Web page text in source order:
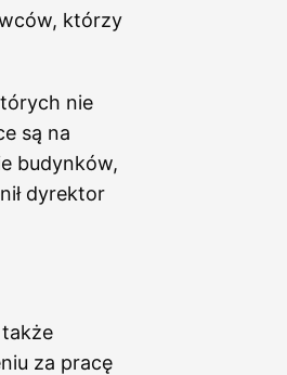
którzy
nie
są na
budynków,
dyrektor
za pracę